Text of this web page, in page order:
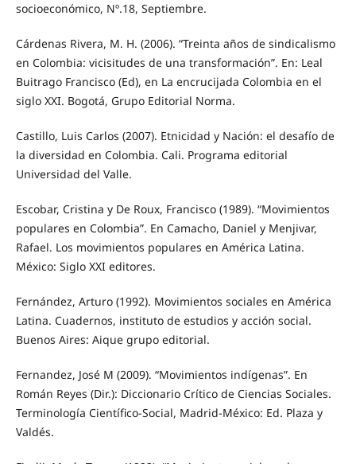
socioeconómico, Nº.18, Septiembre.
Cárdenas Rivera, M. H. (2006). “Treinta años de sindicalismo
en Colombia: vicisitudes de una transformación”. En: Leal
Buitrago Francisco (Ed), en La encrucijada Colombia en el
siglo XXI. Bogotá, Grupo Editorial Norma.
Castillo, Luis Carlos (2007). Etnicidad y Nación: el desafío de
la diversidad en Colombia. Cali. Programa editorial
Universidad del Valle.
Escobar, Cristina y De Roux, Francisco (1989). “Movimientos
populares en Colombia”. En Camacho, Daniel y Menjivar,
Rafael. Los movimientos populares en América Latina.
México: Siglo XXI editores.
Fernández, Arturo (1992). Movimientos sociales en América
Latina. Cuadernos, instituto de estudios y acción social.
Buenos Aires: Aique grupo editorial.
Fernandez, José M (2009). “Movimientos indígenas”. En
Román Reyes (Dir.): Diccionario Crítico de Ciencias Sociales.
Terminología Científico-Social, Madrid-México: Ed. Plaza y
Valdés.